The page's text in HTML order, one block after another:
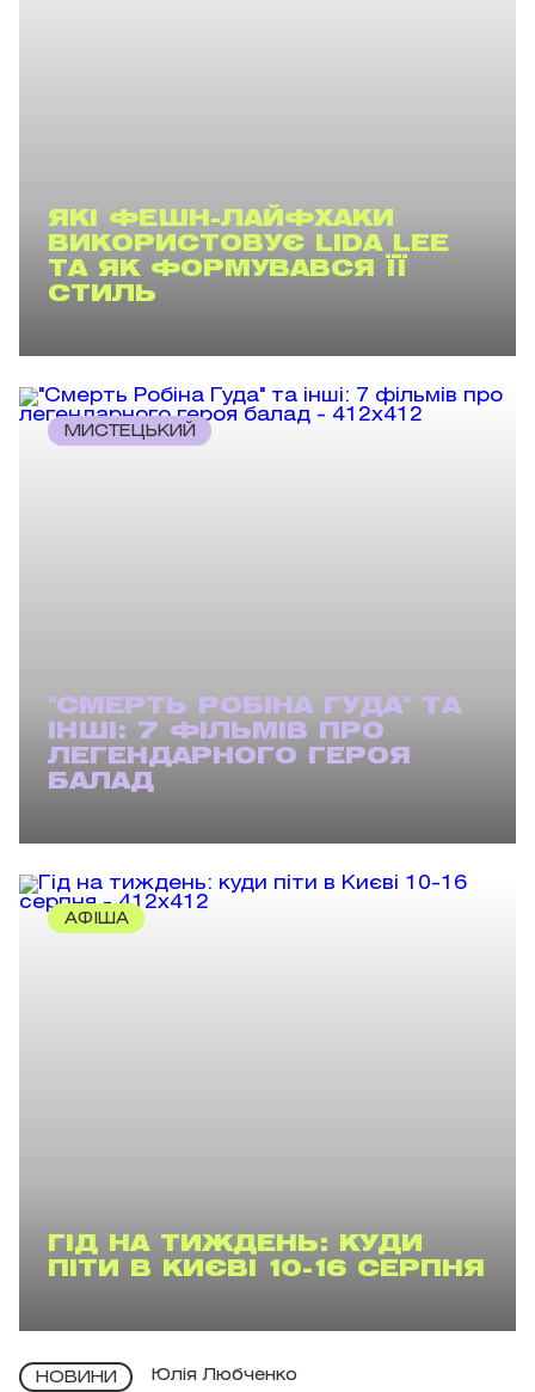
ЯКІ ФЕШН-ЛАЙФХАКИ
ВИКОРИСТОВУЄ LIDA LEE
ТА ЯК ФОРМУВАВСЯ ЇЇ
СТИЛЬ
МИСТЕЦЬКИЙ
"СМЕРТЬ РОБІНА ГУДА" ТА
ІНШІ: 7 ФІЛЬМІВ ПРО
ЛЕГЕНДАРНОГО ГЕРОЯ
БАЛАД
АФІША
ГІД НА ТИЖДЕНЬ: КУДИ
ПІТИ В КИЄВІ 10-16 СЕРПНЯ
НОВИНИ Юлія Любченко